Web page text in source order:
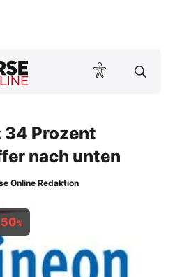
BÖRSE ONLINE lesen
Prozent
nach unten
Online Redaktion
%